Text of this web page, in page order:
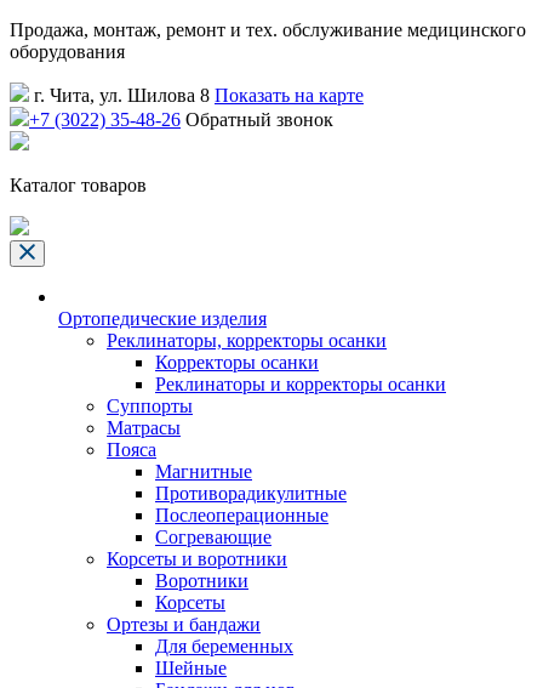
Продажа, монтаж, ремонт и тех. обслуживание медицинского
оборудования
г. Чита, ул. Шилова 8 Показать на карте
+7 (3022) 35-48-26 Обратный звонок
Каталог товаров
Ортопедические изделия
Реклинаторы, корректоры осанки
Корректоры осанки
Реклинаторы и корректоры осанки
Суппорты
Матрасы
Пояса
Магнитные
Противорадикулитные
Послеоперационные
Согревающие
Корсеты и воротники
Воротники
Корсеты
Ортезы и бандажи
Для беременных
Шейные